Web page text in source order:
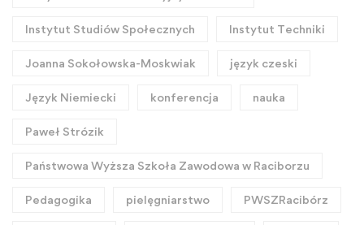
Instytut Studiów Społecznych Instytut Techniki
Joanna Sokołowska-Moskwiak język czeski
Język Niemiecki konferencja nauka
Paweł Strózik
Państwowa Wyższa Szkoła Zawodowa w Raciborzu
Pedagogika pielęgniarstwo PWSZRacibórz